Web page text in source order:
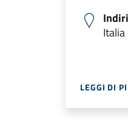
Italia
LEGGI DI